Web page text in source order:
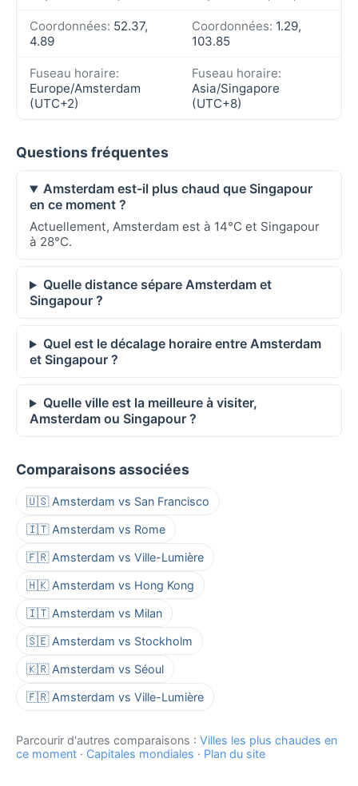
Coordonnées: 52.37,
4.89
Coordonnées: 1.29,
103.85
Fuseau horaire:
Europe/Amsterdam
(UTC+2)
Fuseau horaire:
Asia/Singapore
(UTC+8)
Questions fréquentes
Amsterdam est-il plus chaud que Singapour
en ce moment ?
Actuellement, Amsterdam est à 14°C et Singapour
à 28°C.
Quelle distance sépare Amsterdam et
Singapour ?
Quel est le décalage horaire entre Amsterdam
et Singapour ?
Quelle ville est la meilleure à visiter,
Amsterdam ou Singapour ?
Comparaisons associées
🇺🇸 Amsterdam vs San Francisco
🇮🇹 Amsterdam vs Rome
🇫🇷 Amsterdam vs Ville-Lumière
🇭🇰 Amsterdam vs Hong Kong
🇮🇹 Amsterdam vs Milan
🇸🇪 Amsterdam vs Stockholm
🇰🇷 Amsterdam vs Séoul
🇫🇷 Amsterdam vs Ville-Lumière
Parcourir d'autres comparaisons : Villes les plus chaudes en
ce moment · Capitales mondiales · Plan du site